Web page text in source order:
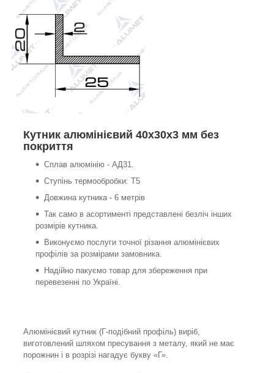
Кутник алюмінієвий 40х30х3 мм без
покриття
Сплав алюмінію - АД31.
Ступінь термообробки: Т5
Довжина кутника - 6 метрів
Так само в асортименті представлені безліч інших
розмірів кутника.
Виконуємо послуги точної різання алюмінієвих
профілів за розмірами замовника.
Надійно пакуємо товар для збереження при
перевезенні по Україні.
Алюмінієвий кутник (Г-подібний профіль) виріб,
виготовлений шляхом пресування з металу, який не має
порожнин і в розрізі нагадує букву «Г».